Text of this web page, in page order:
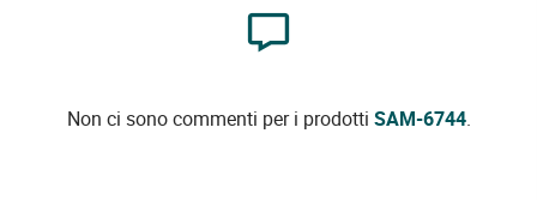
Non ci sono commenti per i prodotti SAM-6744.